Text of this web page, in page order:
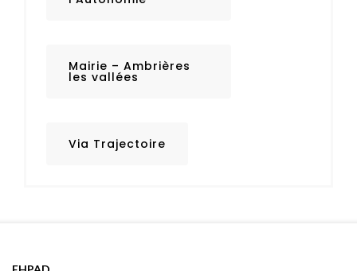
Mairie – Ambrières
les vallées
Via Trajectoire